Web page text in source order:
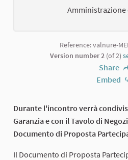
Amministrazione
Reference: valnure-
Version number 2 (of 2)
Share
Embed
Durante l'incontro verrà
Garanzia e con il Tavolo di
Documento di Proposta
Il Documento di Proposta